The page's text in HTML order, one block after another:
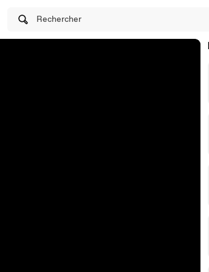
Rechercher